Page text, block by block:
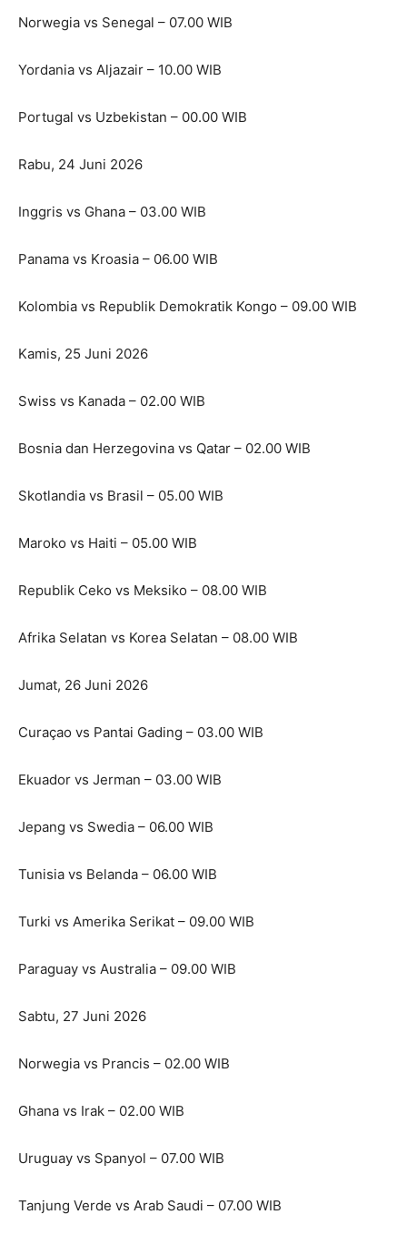
Norwegia vs Senegal – 07.00 WIB
Yordania vs Aljazair – 10.00 WIB
Portugal vs Uzbekistan – 00.00 WIB
Rabu, 24 Juni 2026
Inggris vs Ghana – 03.00 WIB
Panama vs Kroasia – 06.00 WIB
Kolombia vs Republik Demokratik Kongo – 09.00 WIB
Kamis, 25 Juni 2026
Swiss vs Kanada – 02.00 WIB
Bosnia dan Herzegovina vs Qatar – 02.00 WIB
Skotlandia vs Brasil – 05.00 WIB
Maroko vs Haiti – 05.00 WIB
Republik Ceko vs Meksiko – 08.00 WIB
Afrika Selatan vs Korea Selatan – 08.00 WIB
Jumat, 26 Juni 2026
Curaçao vs Pantai Gading – 03.00 WIB
Ekuador vs Jerman – 03.00 WIB
Jepang vs Swedia – 06.00 WIB
Tunisia vs Belanda – 06.00 WIB
Turki vs Amerika Serikat – 09.00 WIB
Paraguay vs Australia – 09.00 WIB
Sabtu, 27 Juni 2026
Norwegia vs Prancis – 02.00 WIB
Ghana vs Irak – 02.00 WIB
Uruguay vs Spanyol – 07.00 WIB
Tanjung Verde vs Arab Saudi – 07.00 WIB